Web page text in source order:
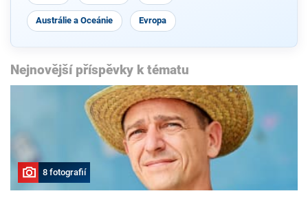
Austrálie a Oceánie Evropa
Nejnovější příspěvky k tématu
8 fotografií